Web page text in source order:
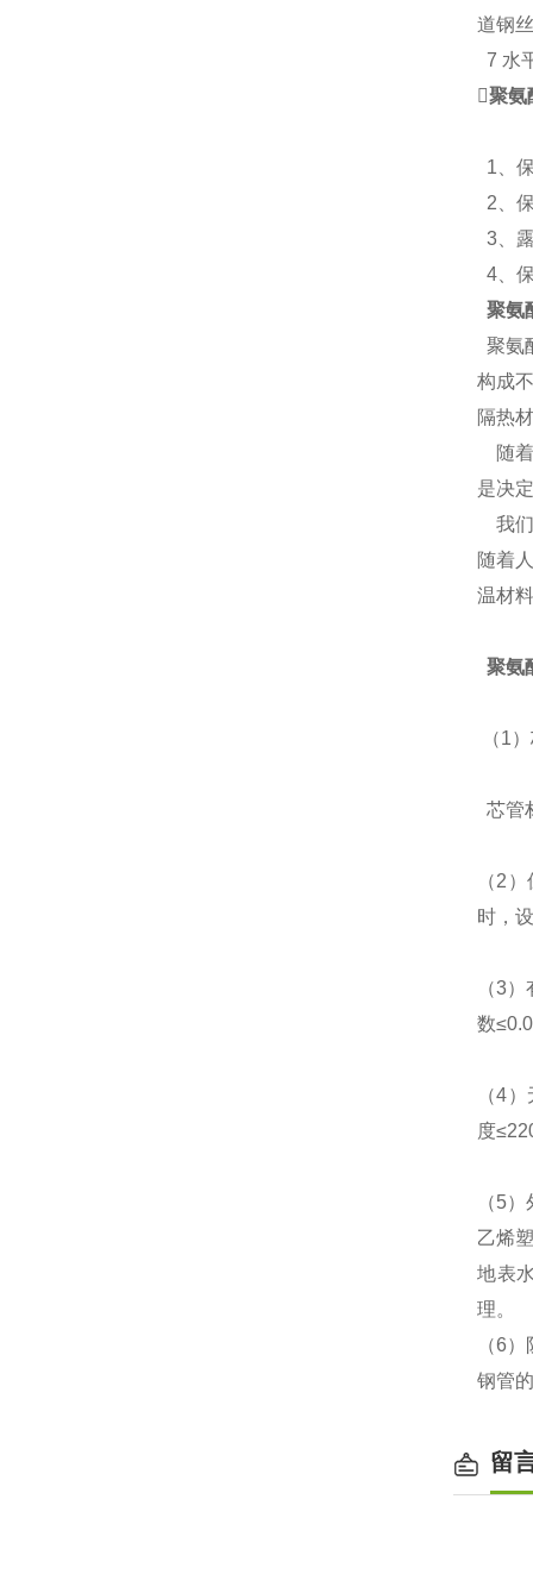
道钢
7 水
聚氨
1、
2、
3、
4、
聚氨
聚氨
构成
隔热
随着
是决
我们
随着
温材
聚氨
（1
芯管
（2
时，
（3）
数
（4）
度
（5
乙烯
地表
理。
（6
钢管
留